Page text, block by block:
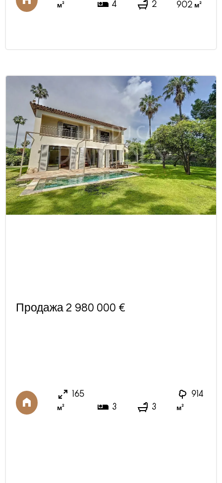
хорошем состоянии и сохраняет оригинальные
м²
4 2 902 м²
Продажа 2 980 000 €
165
м²
3 3
914
м²